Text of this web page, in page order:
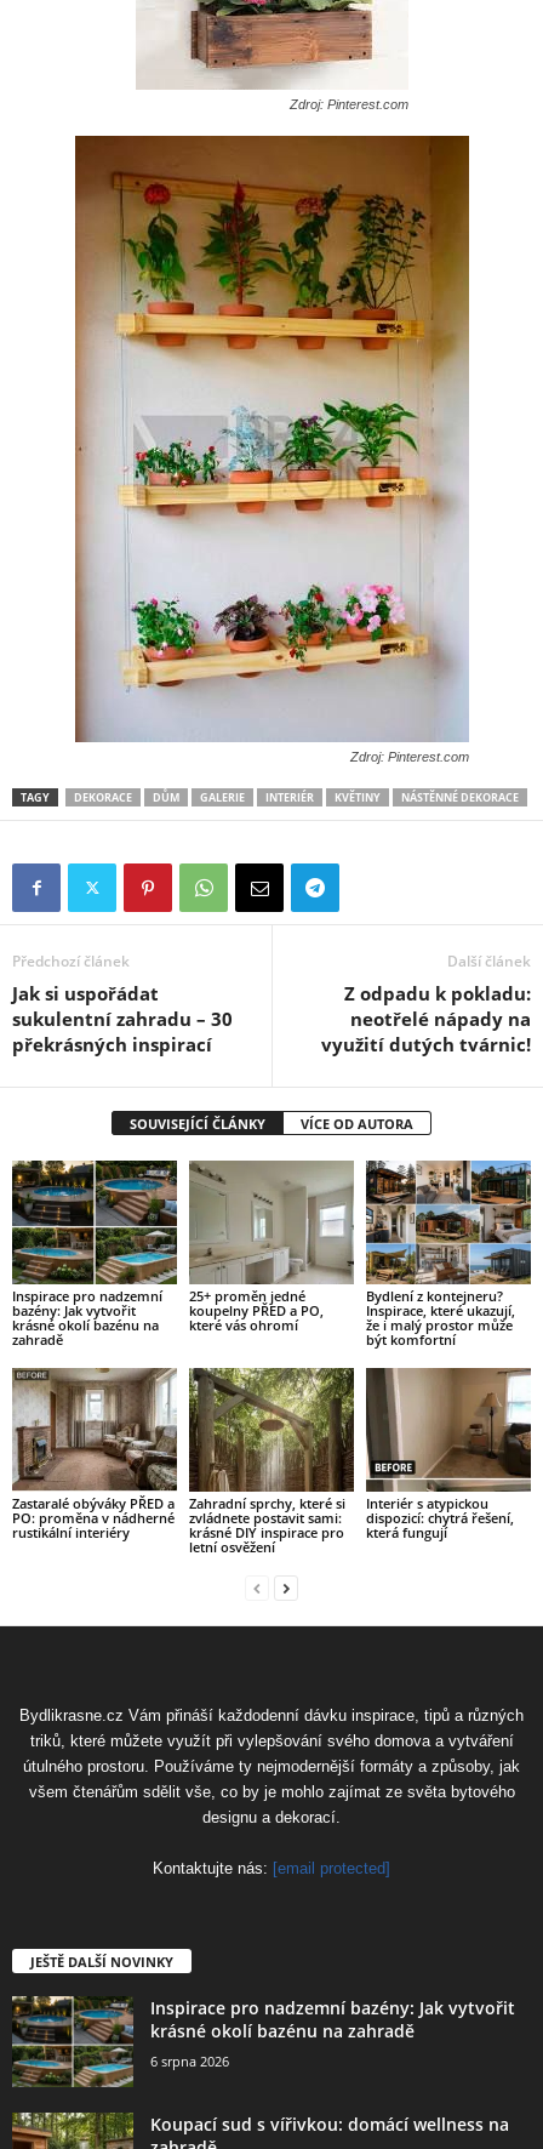
Zdroj: Pinterest.com
Zdroj: Pinterest.com
TAGY DEKORACE DŮM GALERIE INTERIÉR KVĚTINY NÁSTĚNNÉ DEKORACE
Předchozí článek
Jak si uspořádat
sukulentní zahradu – 30
překrásných inspirací
Další článek
Z odpadu k pokladu:
neotřelé nápady na
využití dutých tvárnic!
SOUVISEJÍCÍ ČLÁNKY VÍCE OD AUTORA
Inspirace pro nadzemní
bazény: Jak vytvořit
krásné okolí bazénu na
zahradě
25+ proměn jedné
koupelny PŘED a PO,
které vás ohromí
Bydlení z kontejneru?
Inspirace, které ukazují,
že i malý prostor může
být komfortní
Zastaralé obýváky PŘED a
PO: proměna v nádherné
rustikální interiéry
Zahradní sprchy, které si
zvládnete postavit sami:
krásné DIY inspirace pro
letní osvěžení
Interiér s atypickou
dispozicí: chytrá řešení,
která fungují
Bydlikrasne.cz Vám přináší každodenní dávku inspirace, tipů a různých
triků, které můžete využít při vylepšování svého domova a vytváření
útulného prostoru. Používáme ty nejmodernější formáty a způsoby, jak
všem čtenářům sdělit vše, co by je mohlo zajímat ze světa bytového
designu a dekorací.
Kontaktujte nás: [email protected]
JEŠTĚ DALŠÍ NOVINKY
Inspirace pro nadzemní bazény: Jak vytvořit
krásné okolí bazénu na zahradě
6 srpna 2026
Koupací sud s vířivkou: domácí wellness na